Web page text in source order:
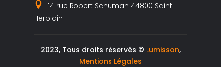
14 rue Robert Schuman 44800 Saint
Herblain
2023, Tous droits réservés © Lumisson,
Mentions Légales